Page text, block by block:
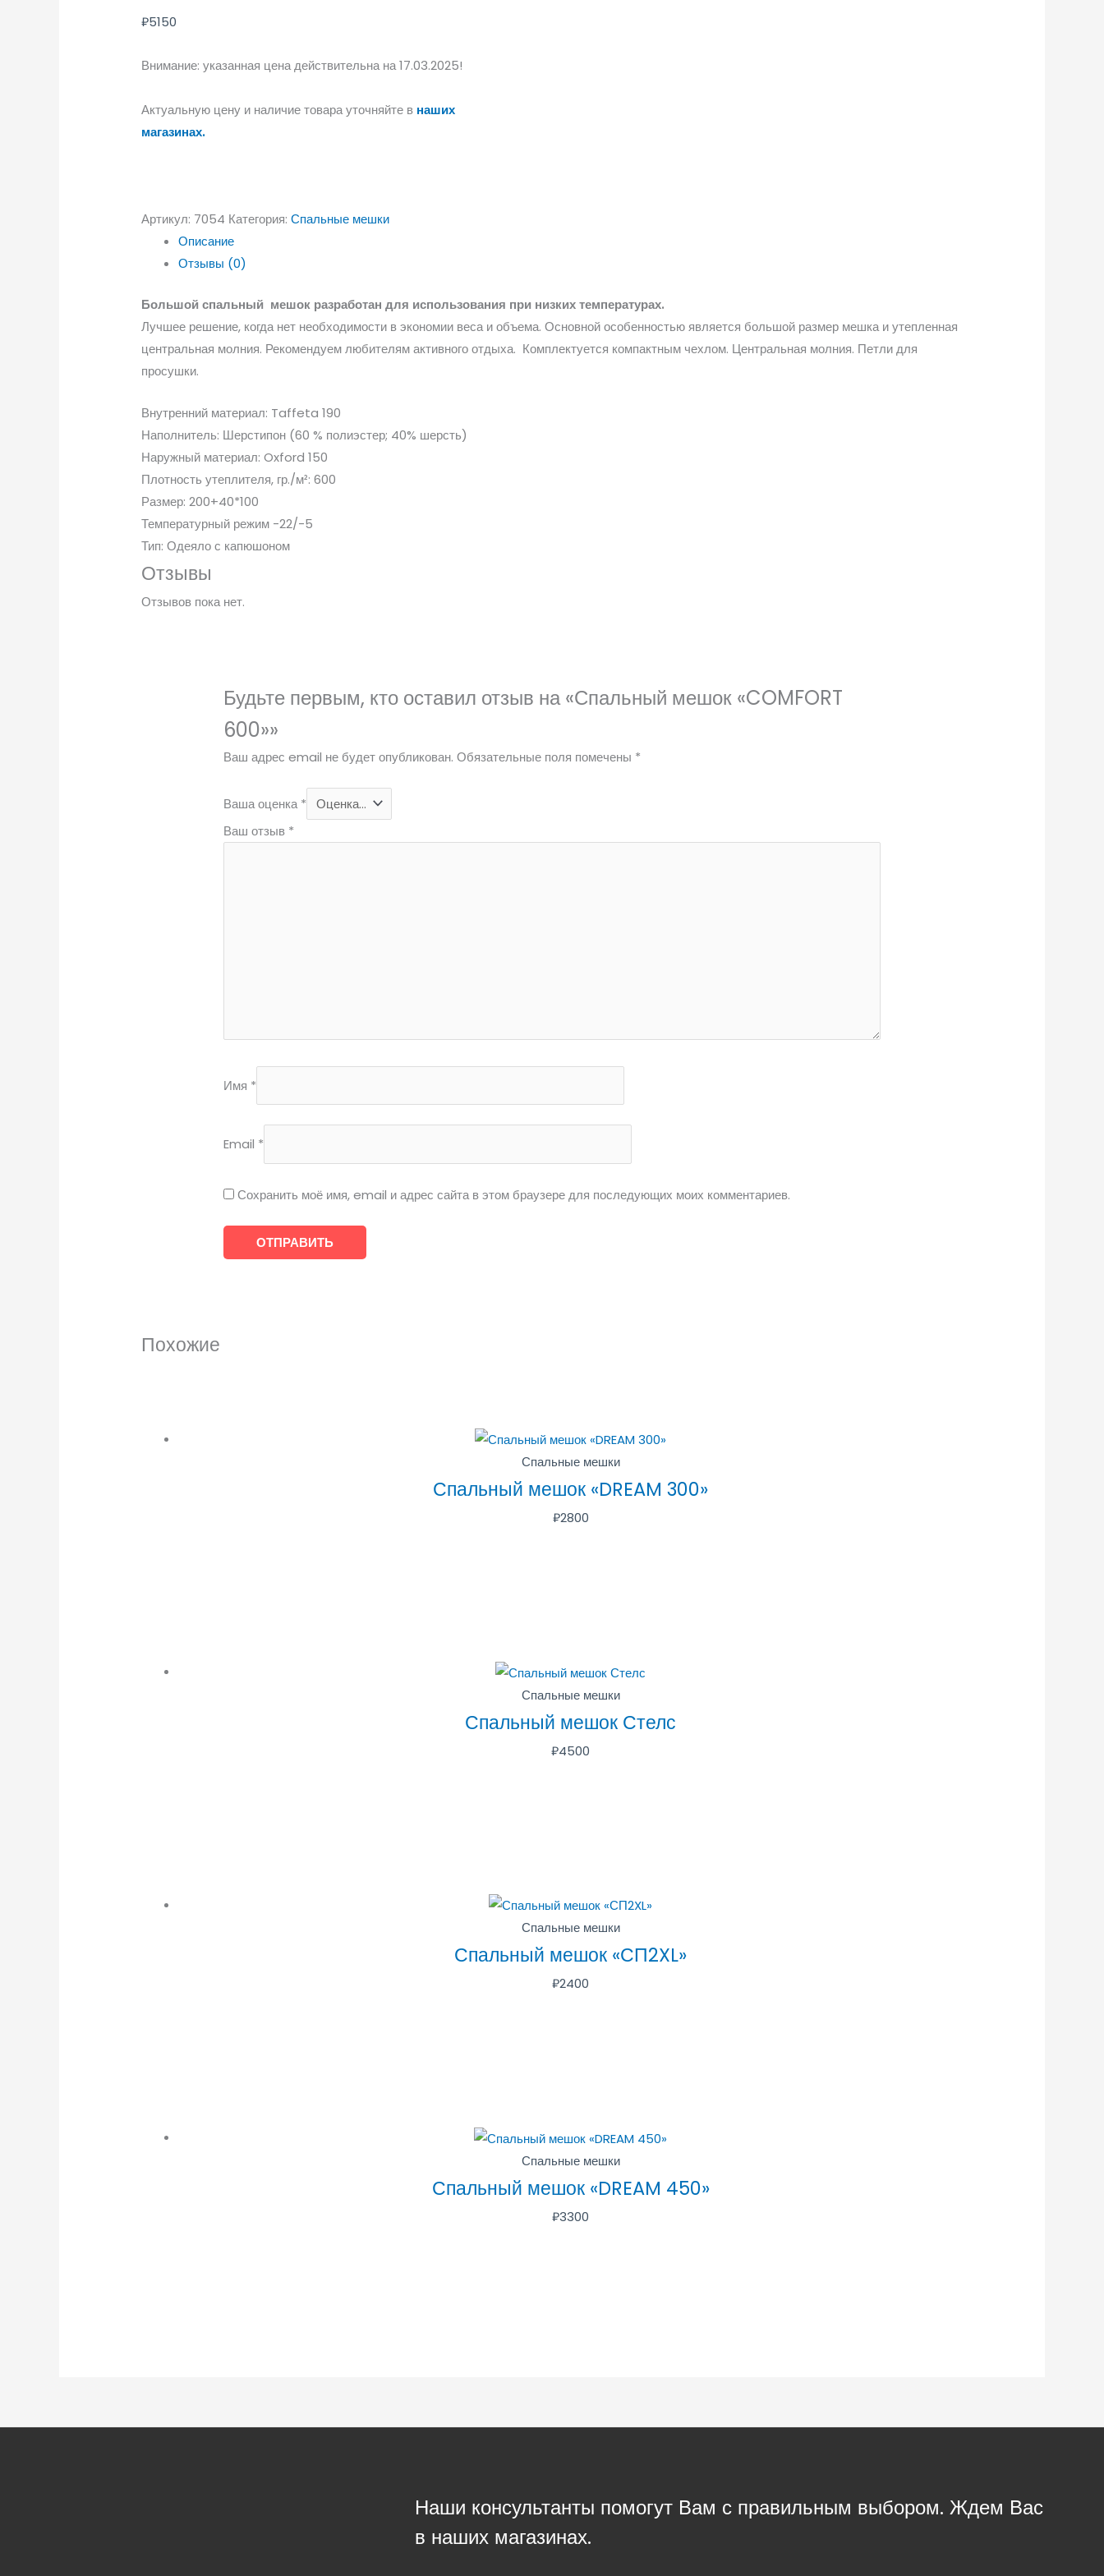
₽5150
Внимание: указанная цена действительна на 17.03.2025!
Актуальную цену и наличие товара уточняйте в наших
магазинах.
Артикул: 7054 Категория:Спальные мешки
Описание
Отзывы (0)
Большой спальный мешок разработан для использования при низких температурах.
Лучшее решение, когда нет необходимости в экономии веса и объема. Основной особенностью является большой размер мешка и утепленная
центральная молния. Рекомендуем любителям активного отдыха. Комплектуется компактным чехлом. Центральная молния. Петли для
просушки.
Внутренний материал: Taffeta 190
Наполнитель: Шерстипон (60 % полиэстер; 40% шерсть)
Наружный материал: Oxford 150
Плотность утеплителя, гр./м²: 600
Размер: 200+40*100
Температурный режим -22/-5
Тип: Одеяло с капюшоном
Отзывы
Отзывов пока нет.
Будьте первым, кто оставил отзыв на «Спальный мешок «COMFORT
600»»
Ваш адрес email не будет опубликован. Обязательные поля помечены *
Ваша оценка*
Ваш отзыв *
Имя *
Email *
Сохранить моё имя, email и адрес сайта в этом браузере для последующих моих комментариев.
Похожие
Спальные мешки
Спальный мешок «DREAM 300»
₽2800
Спальные мешки
Спальный мешок Стелс
₽4500
Спальные мешки
Спальный мешок «СП2XL»
₽2400
Спальные мешки
Спальный мешок «DREAM 450»
₽3300
Наши консультанты помогут Вам с правильным выбором. Ждем Вас
в наших магазинах.